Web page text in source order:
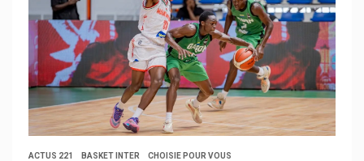
ACTUS 221 BASKET INTER CHOISIE POUR VOUS